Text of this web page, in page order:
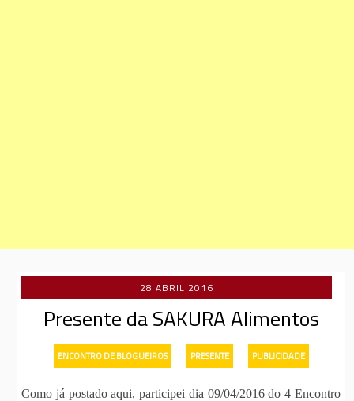
28 ABRIL 2016
Presente da SAKURA Alimentos
ENCONTRO DE BLOGUEIROS PRESENTE PUBLICIDADE
Como já postado aqui, participei dia 09/04/2016 do 4 Encontro